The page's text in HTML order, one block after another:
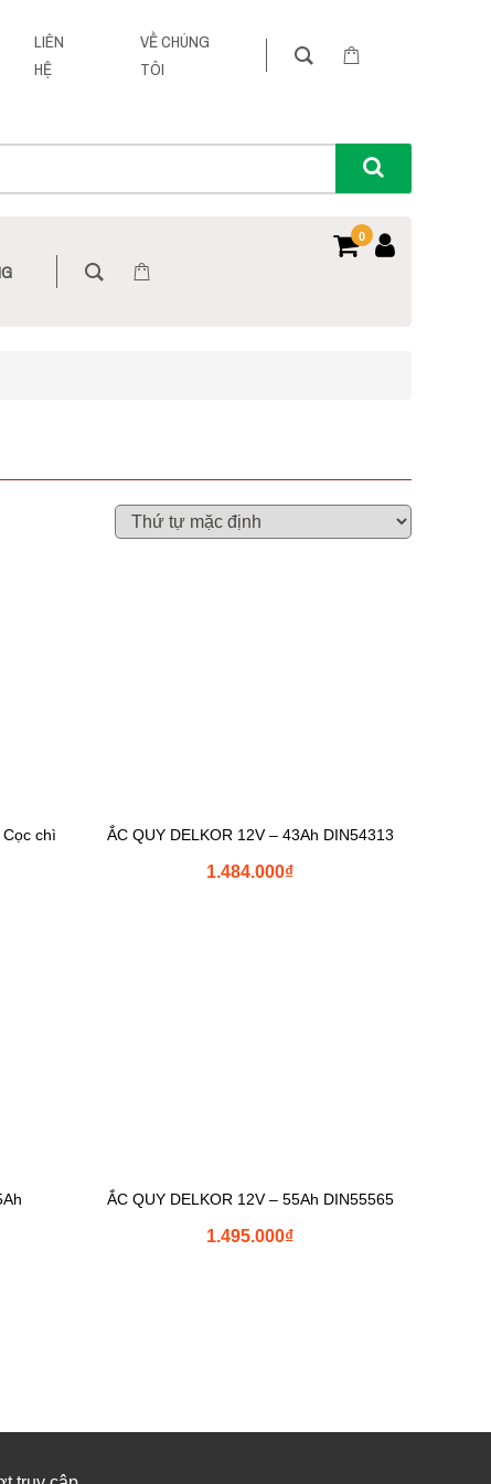
LIÊN
HỆ
VỀ CHÚNG
TÔI
0
Cọc chì ẮC QUY DELKOR 12V – 43Ah DIN54313
₫
1.484.000
ẮC QUY DELKOR 12V – 55Ah DIN55565
₫
1.495.000